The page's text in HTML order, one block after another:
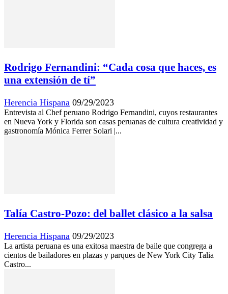
Rodrigo Fernandini: “Cada cosa que haces, es
una extensión de tí”
Herencia Hispana 09/29/2023
Entrevista al Chef peruano Rodrigo Fernandini, cuyos restaurantes
en Nueva York y Florida son casas peruanas de cultura creatividad y
gastronomía Mónica Ferrer Solari |...
Talía Castro-Pozo: del ballet clásico a la salsa
Herencia Hispana 09/29/2023
La artista peruana es una exitosa maestra de baile que congrega a
cientos de bailadores en plazas y parques de New York City Talia
Castro...